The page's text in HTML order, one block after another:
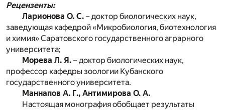
Рецензенты:
Ларионова О. С. – доктор биологических наук,
заведующая кафедрой «Микробиология, биотехнология
и химия» Саратовского государственного аграрного
университета;
Морева Л. Я. – доктор биологических наук,
профессор кафедры зоологии Кубанского
государственного университета.
Маннапов А. Г., Антимирова О. А.
Настоящая монография обобщает результаты